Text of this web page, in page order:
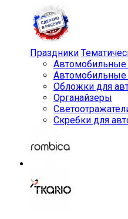
Праздники
Автомобильные
Автомобильные
Обложки для
Органайзеры
Скребки для